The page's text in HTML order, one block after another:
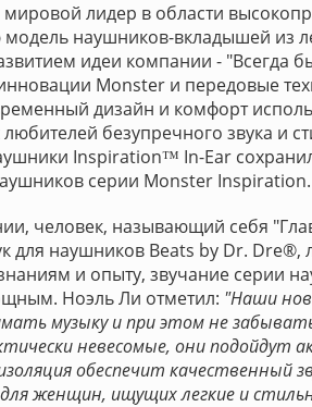
лидер в области
модель наушников-вкладышей из
идеи компании - "Всегда
Monster и передовые
дизайн и комфорт
безупречного звука и
Inspiration™ In-Ear
серии Monster Inspiration.
человек, называющий себя
для наушников Beats by Dr.
и опыту, звучание серии
Ноэль Ли отметил: "Наши
музыку и при этом не
невесомые, они
обеспечит качественный
женщин, ищущих легкие и